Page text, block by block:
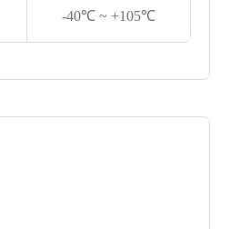
-40℃ ~ +105℃